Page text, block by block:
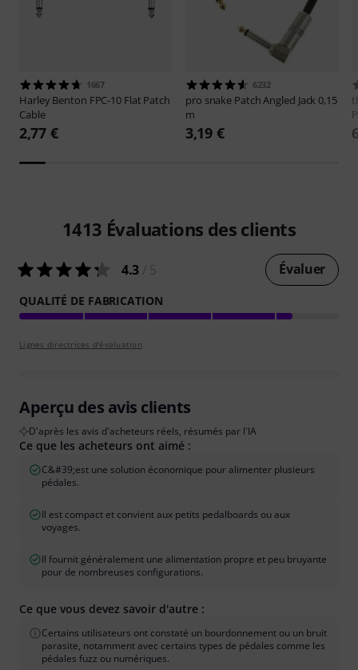
1667
Harley Benton FPC-10 Flat Patch
Cable
2,77 €
6232
pro snake Patch Angled Jack 0,15
m
3,19 €
1413 Évaluations des clients
4.3 Évaluer
QUALITÉ DE FABRICATION
Lignes directrices d'évaluation
Aperçu des avis clients
D'après les avis d'acheteurs réels, résumés par l'IA
Ce que les acheteurs ont aimé :
C&#39;est une solution économique pour alimenter plusieurs
pédales.
Il est compact et convient aux petits pedalboards ou aux
voyages.
Il fournit généralement une alimentation propre et peu bruyante
pour de nombreuses configurations.
Ce que vous devez savoir d'autre :
Certains utilisateurs ont constaté un bourdonnement ou un bruit
parasite, notamment avec certains types de pédales comme les
pédales fuzz ou numériques.